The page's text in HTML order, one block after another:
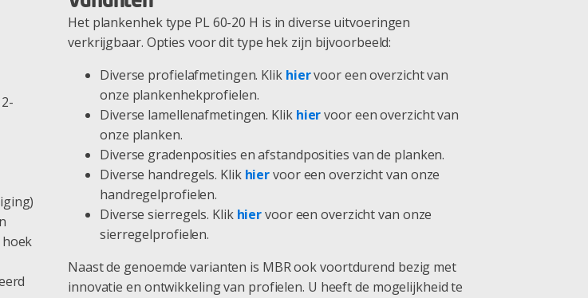
Het plankenhek type PL 60-20 H is in diverse uitvoeringen
verkrijgbaar. Opties voor dit type hek zijn bijvoorbeeld:
Diverse profielafmetingen. Klik hiervoor een overzicht van
onze plankenhekprofielen.
Diverse lamellenafmetingen. Klik hiervoor een overzicht van
onze planken.
Diverse gradenposities en afstandposities van de planken.
Diverse handregels. Klik hiervoor een overzicht van onze
handregelprofielen.
Diverse sierregels. Klik hiervoor een overzicht van onze
sierregelprofielen.
Naast de genoemde varianten is MBR ook voortdurend bezig met
innovatie en ontwikkeling van profielen. U heeft de mogelijkheid te